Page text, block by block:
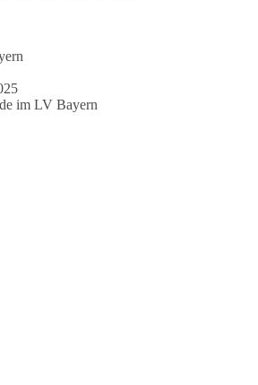
im LV Bayern